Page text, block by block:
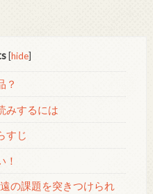
[hide]
？
みするには
すじ
！
の課題を突きつけられ